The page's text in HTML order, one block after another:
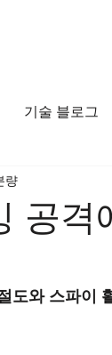
기술 블로그
공격
량
도와 스파이